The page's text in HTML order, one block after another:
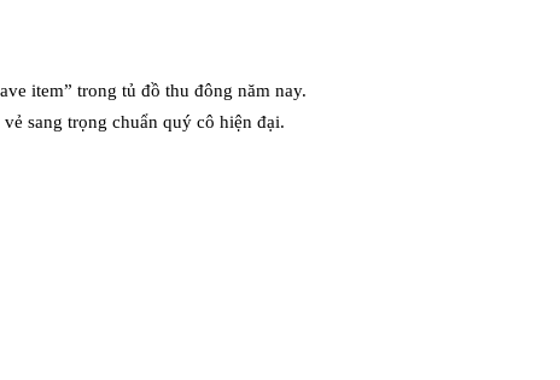
item” trong tủ đồ thu đông năm nay.
vẻ sang trọng chuẩn quý cô hiện đại.